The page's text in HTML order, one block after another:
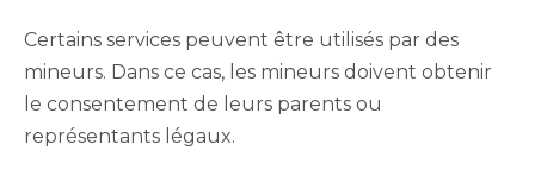
Certains services peuvent être utilisés par des
mineurs. Dans ce cas, les mineurs doivent obtenir
le consentement de leurs parents ou
représentants légaux.